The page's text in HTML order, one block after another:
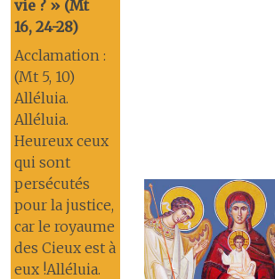
vie ? » (Mt
16, 24-28)
Acclamation :
(Mt 5, 10)
Alléluia.
Alléluia.
Heureux ceux
qui sont
persécutés
pour la justice,
car le royaume
des Cieux est à
eux !Alléluia.